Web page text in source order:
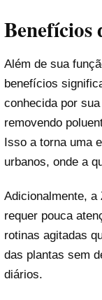
Benefícios
Além de sua
benefícios
conhecida por
removendo
Isso a torna uma
urbanos, onde a
Adicionalmente, a
requer pouca
rotinas agitadas
das plantas sem
diários.